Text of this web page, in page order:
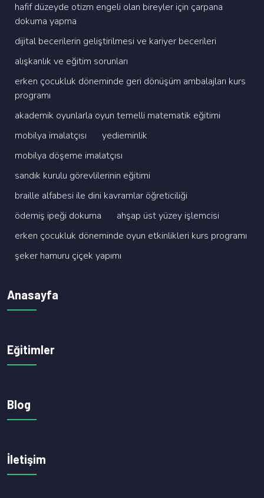
hafi̇f düzeyde oti̇zm engeli̇ olan bi̇reyler i̇çi̇n çarpana
dokuma yapma
di̇ji̇tal beceri̇leri̇n geli̇şti̇ri̇lmesi̇ ve kari̇yer beceri̇leri̇
alişkanlik ve eği̇ti̇m sorunlari
erken çocukluk dönemi̇nde geri̇ dönüşüm ambalajlari kurs
programi
akademi̇k oyunlarla oyun temelli̇ matemati̇k eği̇ti̇mi̇
mobi̇lya i̇malatçisi
yedi̇emi̇nli̇k
mobi̇lya döşeme i̇malatçisi
sandik kurulu görevli̇leri̇ni̇n eği̇ti̇mi̇
brai̇lle alfabesi̇ i̇le di̇ni̇ kavramlar öğreti̇ci̇li̇ği̇
ödemi̇ş i̇peği̇ dokuma
ahşap üst yüzey i̇şlemci̇si̇
erken çocukluk dönemi̇nde oyun etki̇nli̇kleri̇ kurs programi
şeker hamuru çi̇çek yapimi
Anasayfa
Eğitimler
Blog
İletişim